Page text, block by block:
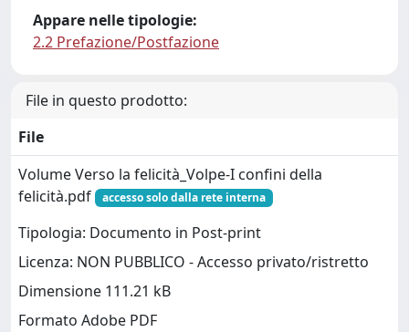
Appare nelle tipologie:
2.2 Prefazione/Postfazione
File in questo prodotto:
File
Volume Verso la felicità_Volpe-I confini della
felicità.pdf
accesso solo dalla rete interna
Tipologia: Documento in Post-print
Licenza: NON PUBBLICO - Accesso privato/ristretto
Dimensione 111.21 kB
Formato Adobe PDF